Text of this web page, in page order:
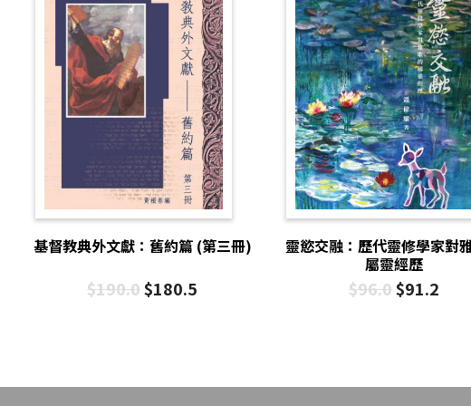
基督教典外文獻：舊約篇 (第三冊)
$190.0$180.5
靈慾交融：歷代靈修學家對
屬靈經歷
$96.0$91.2